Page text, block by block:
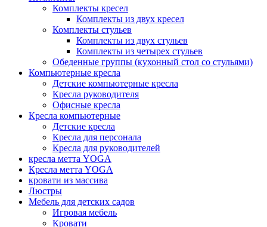
Комплекты кресел
Комплекты из двух кресел
Комплекты стульев
Комплекты из двух стульев
Комплекты из четырех стульев
Обеденные группы (кухонный стол со стульями)
Компьютерные кресла
Детские компьютерные кресла
Кресла руководителя
Офисные кресла
Кресла компьютерные
Детские кресла
Кресла для персонала
Кресла для руководителей
кресла метта YOGA
Кресла метта YOGA
кровати из массива
Люстры
Мебель для детских садов
Игровая мебель
Кровати